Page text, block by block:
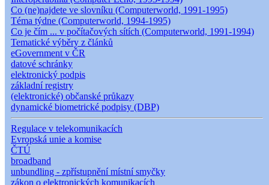
Co (ne)najdete ve slovníku (Computerworld, 1991-1995)
Téma týdne (Computerworld, 1994-1995)
Co je čím ... v počítačových sítích (Computerworld, 1991-1994)
Tematické výběry z článků
eGovernment v ČR
datové schránky
elektronický podpis
základní registry
(elektronické) občanské průkazy
dynamické biometrické podpisy (DBP)
Regulace v telekomunikacích
Evropská unie a komise
ČTÚ
broadband
unbundling - zpřístupnění místní smyčky
zákon o elektronických komunikacích